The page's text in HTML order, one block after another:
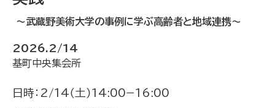
～武蔵野美術大学の事例に学ぶ高齢者と地域連携～
2026.2/14
基町中央集会所
日時：2/14（土）14:00−16:00